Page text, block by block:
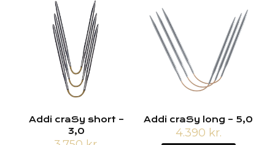
Addi craSy short –
3,0
Addi craSy long – 5,0
4.390 kr.